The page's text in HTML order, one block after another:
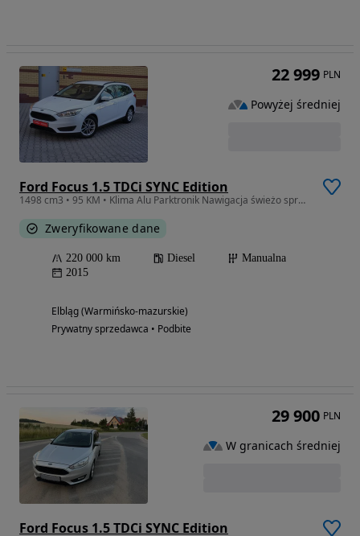
Ford Focus 1.5 TDCi SYNC Edition
1498 cm3 • 95 KM • Klima Alu Parktronik Nawigacja świeżo sprowadzony
Zweryfikowane dane
220 000 km Diesel
Manualna
2015
Elbląg (Warmińsko-mazurskie)
Prywatny sprzedawca • Podbite
22 999 PLN
Powyżej średniej
Ford Focus 1.5 TDCi SYNC Edition
29 900 PLN
W granicach średniej